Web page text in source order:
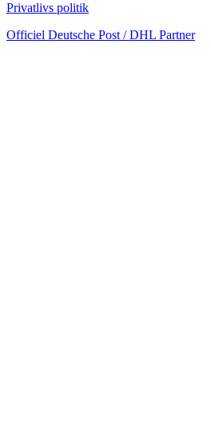
Privatlivs politik
Officiel Deutsche Post / DHL Partner